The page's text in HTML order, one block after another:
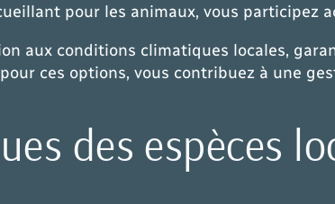
pour les animaux, vous participez
aux conditions climatiques locales,
ces options, vous contribuez à une
des espèces